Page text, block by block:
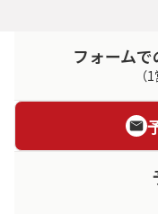
フォーム
（